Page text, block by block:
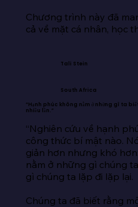
Chương trình này đã
cả về mặt cá nhân, học
Tali Stein
South Africa
“Hạnh phúc không nằm ở những gì ta
nhiều lần.”
“Nghiên cứu về hạnh
công thức bí mật nào.
giản hơn nhưng khó
nằm ở những gì chúng
gì chúng ta lặp đi lặp lại.
Chúng ta đã biết rằng